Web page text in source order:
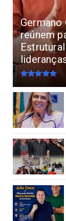
Germano
reúnem